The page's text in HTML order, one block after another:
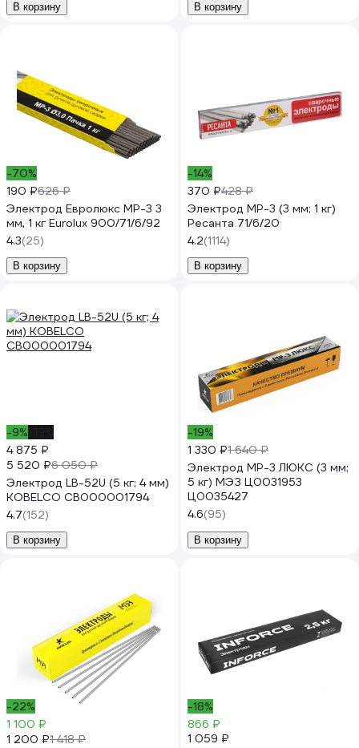
В корзину В корзину
-70%
190 ₽626 ₽
Электрод Евролюкс МР-3 3
мм, 1 кг Eurolux 900/71/6/92
4.3(25)
В корзину
-14%
370 ₽428 ₽
Электрод МР-3 (3 мм; 1 кг)
Ресанта 71/6/20
4.2(1114)
В корзину
-9%
4 875 ₽
5 520 ₽6 050 ₽
Электрод LB-52U (5 кг; 4 мм)
KOBELCO СВ000001794
4.7(152)
В корзину
-19%
1 330 ₽1 640 ₽
Электрод МР-3 ЛЮКС (3 мм;
5 кг) МЭЗ Ц0031953
Ц0035427
4.6(95)
В корзину
-22%
1 100 ₽
1 200 ₽1 418 ₽
-18%
866 ₽
1 059 ₽